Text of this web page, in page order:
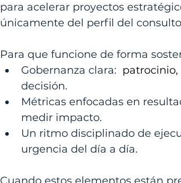
para acelerar proyectos
únicamente del perfil del
Para que funcione de forma
Gobernanza clara: patrocinio,
decisión.
Métricas enfocadas en
medir impacto.
Un ritmo disciplinado de
urgencia del día a día.